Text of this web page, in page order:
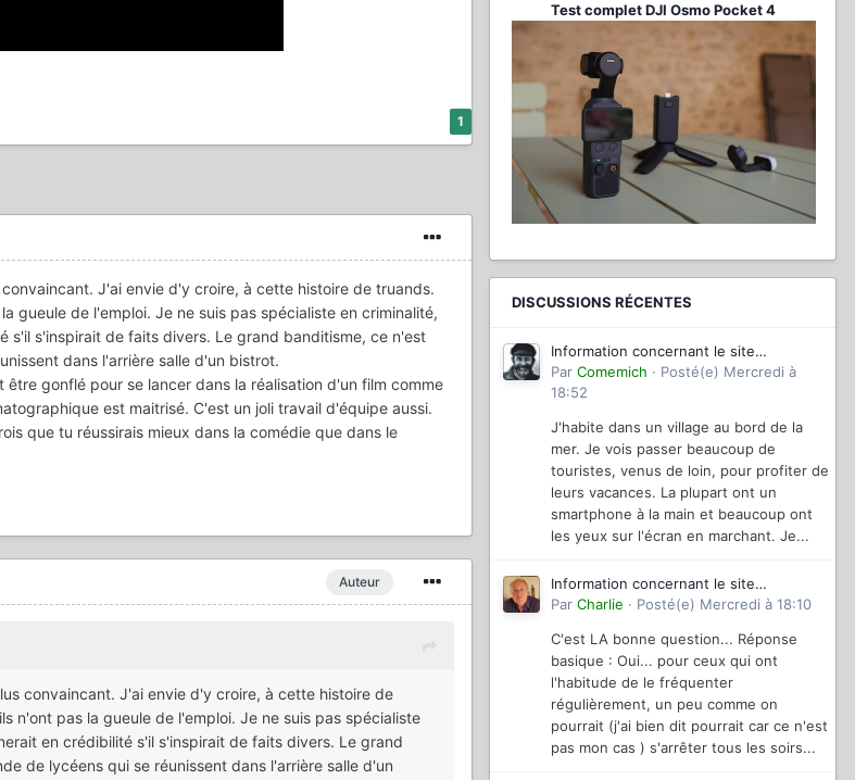
1
J'ai envie d'y croire, à cette histoire de truands.
gueule de l'emploi. Je ne suis pas spécialiste en criminalité,
s'il s'inspirait de faits divers. Le grand banditisme, ce n'est
dans l'arrière salle d'un bistrot.
gonflé pour se lancer dans la réalisation d'un film comme
est maitrisé. C'est un joli travail d'équipe aussi.
que tu réussirais mieux dans la comédie que dans le
Auteur
convaincant. J'ai envie d'y croire, à cette histoire de
n'ont pas la gueule de l'emploi. Je ne suis pas spécialiste
en crédibilité s'il s'inspirait de faits divers. Le grand
de lycéens qui se réunissent dans l'arrière salle d'un
Test complet DJI Osmo Pocket 4
DISCUSSIONS RÉCENTES
Information concernant le site
magazinevideo
Par Comemich · Posté(e) Mercredi à
18:52
J'habite dans un village au bord de la
mer. Je vois passer beaucoup de
touristes, venus de loin, pour profiter de
leurs vacances. La plupart ont un
smartphone à la main et beaucoup ont
les yeux sur l'écran en marchant. Je...
Information concernant le site
magazinevideo
Par Charlie · Posté(e) Mercredi à 18:10
C'est LA bonne question... Réponse
basique : Oui... pour ceux qui ont
l'habitude de le fréquenter
régulièrement, un peu comme on
pourrait (j'ai bien dit pourrait car ce n'est
pas mon cas ) s'arrêter tous les soirs...